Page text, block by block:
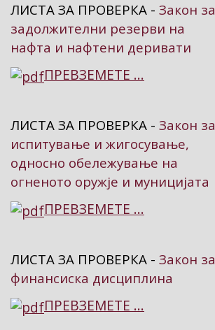
ЛИСТА ЗА ПРОВЕРКА - Закон за
задолжителни резерви на
нафта и нафтени деривати
ПРЕВЗЕМЕТЕ ...
ЛИСТА ЗА ПРОВЕРКА - Закон за
испитување и жигосување,
односно обележување на
огненото оружје и муницијата
ПРЕВЗЕМЕТЕ ...
ЛИСТА ЗА ПРОВЕРКА - Закон за
финансиска дисциплина
ПРЕВЗЕМЕТЕ ...